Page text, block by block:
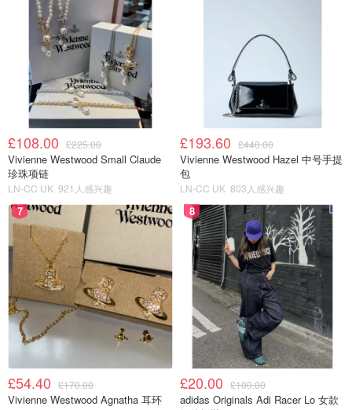
£108.00 £225.00
Vivienne Westwood Small Claude
珍珠项链
LN-CC UK 921人感兴趣
£193.60 £440.00
Vivienne Westwood Hazel 中号手提
包
LN-CC UK 803人感兴趣
7
£54.40 £170.00
Vivienne Westwood Agnatha 耳环
8
£20.00 £100.00
adidas Originals Adi Racer Lo 女款